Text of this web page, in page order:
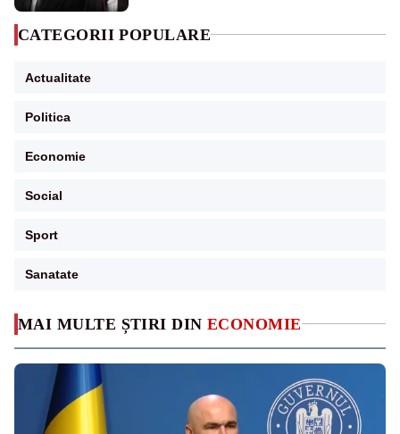
MAI MULTE ȘTIRI DIN ECONOMIE
CATEGORII POPULARE
Actualitate
Politica
Economie
Social
Sport
Sanatate